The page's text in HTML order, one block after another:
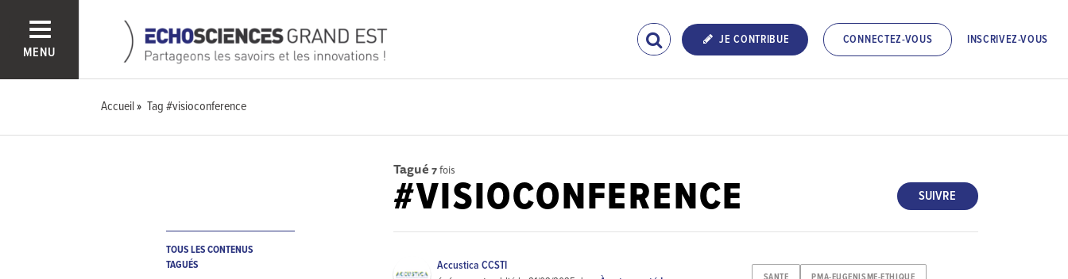
MENU
JE CONTRIBUE CONNECTEZ-VOUS INSCRIVEZ-VOUS
Accueil Tag #visioconference
TOUS LES CONTENUS
TAGUÉS
Tagué 7fois
SUIVRE
#VISIOCONFERENCE
Accustica CCSTI